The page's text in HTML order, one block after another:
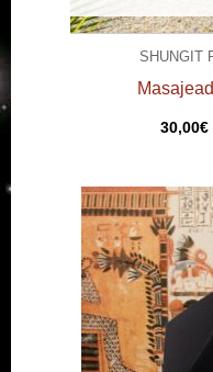
SHUNGIT
30,00€